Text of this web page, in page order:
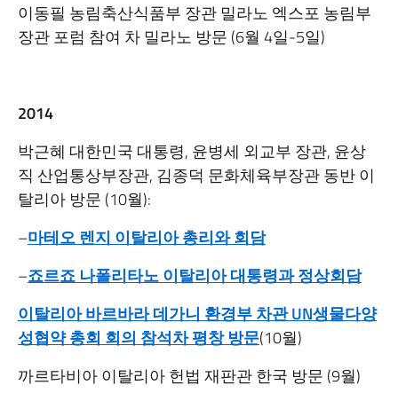
이동필 농림축산식품부 장관 밀라노 엑스포 농림부
장관 포럼 참여 차 밀라노 방문 (6월 4일-5일)
2014
박근혜 대한민국 대통령, 윤병세 외교부 장관, 윤상
직 산업통상부장관, 김종덕 문화체육부장관 동반 이
탈리아 방문 (10월):
–마테오 렌지 이탈리아 총리와 회담
–죠르죠 나폴리타노 이탈리아 대통령과 정상회담
이탈리아 바르바라 데가니 환경부 차관 UN생물다양
성협약 총회 회의 참석차 평창 방문(10월)
까르타비아 이탈리아 헌법 재판관 한국 방문 (9월)